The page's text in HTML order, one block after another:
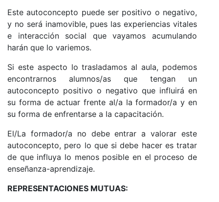
Este autoconcepto puede ser positivo o negativo,
y no será inamovible, pues las experiencias vitales
e interacción social que vayamos acumulando
harán que lo variemos.
Si este aspecto lo trasladamos al aula, podemos
encontrarnos alumnos/as que tengan un
autoconcepto positivo o negativo que influirá en
su forma de actuar frente al/a la formador/a y en
su forma de enfrentarse a la capacitación.
El/La formador/a no debe entrar a valorar este
autoconcepto, pero lo que si debe hacer es tratar
de que influya lo menos posible en el proceso de
enseñanza-aprendizaje.
REPRESENTACIONES MUTUAS: